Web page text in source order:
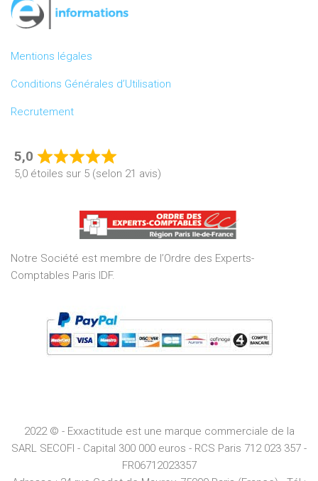
Mentions légales
Conditions Générales d’Utilisation
Recrutement
5,0
Rated
5,0
of
5
5,0 étoiles sur 5 (selon 21 avis)
Notre Société est membre de l’Ordre des Experts-
Comptables Paris IDF.
2022 © - Exxactitude est une marque commerciale de la
SARL SECOFI - Capital 300 000 euros - RCS Paris 712 023 357 -
FR06712023357